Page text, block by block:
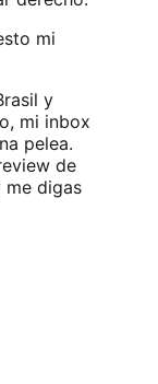
mi
y
mi inbox
pelea.
de
digas